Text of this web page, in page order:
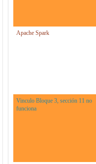
Apache Spark
Vinculo Bloque 3, sección 11 no
funciona